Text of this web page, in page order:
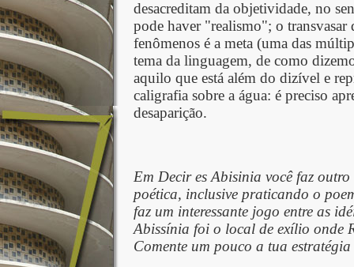
desacreditam da objetividade, no
pode haver "realismo"; o
fenômenos é a meta (uma das
tema da linguagem, de como
aquilo que está além do dizível e
caligrafia sobre a água: é preciso
desaparição.
Em Decir es Abisinia você faz
poética, inclusive praticando o
faz um interessante jogo entre as
Abissínia foi o local de exílio onde
Comente um pouco a tua